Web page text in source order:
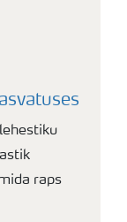
raps